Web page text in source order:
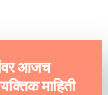
आजच
माहिती